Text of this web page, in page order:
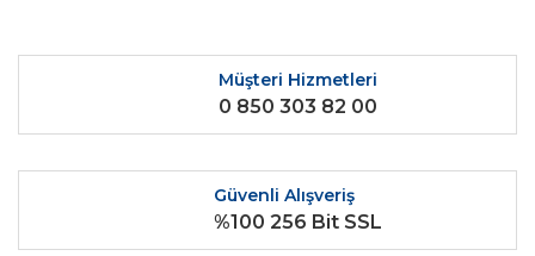
Yorum Yaz
Ürün resmi kalitesiz, bozuk veya görüntülenemiyor.
Ürün açıklamasında eksik bilgiler bulunuyor.
Ürün bilgilerinde hatalar bulunuyor.
Ürün fiyatı diğer sitelerden daha pahalı.
Bu ürüne benzer farklı alternatifler olmalı.
Müşteri Hizmetleri
0 850 303 82 00
Güvenli Alışveriş
%100 256 Bit SSL